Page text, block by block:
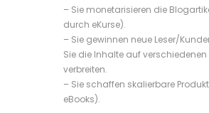
– Sie monetarisieren die
durch eKurse).
– Sie gewinnen neue Leser/
Sie die Inhalte auf
verbreiten.
– Sie schaffen skalierbare
eBooks).